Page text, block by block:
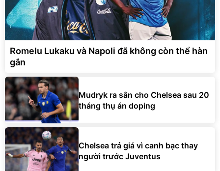
Romelu Lukaku và Napoli đã không còn thể hàn
gắn
Mudryk ra sân cho Chelsea sau 20
tháng thụ án doping
Chelsea trả giá vì canh bạc thay
người trước Juventus